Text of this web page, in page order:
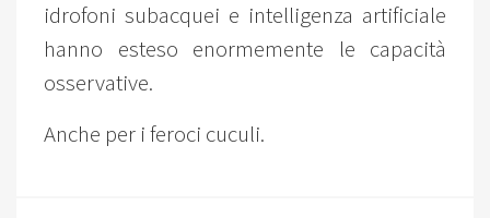
idrofoni subacquei e intelligenza artificiale
hanno esteso enormemente le capacità
osservative.
Anche per i feroci cuculi.